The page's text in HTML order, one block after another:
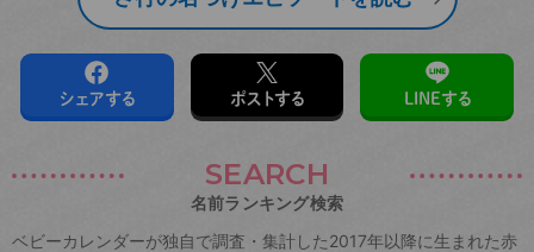
シェアする ポストする LINEする
SEARCH
名前ランキング検索
ベビーカレンダーが独自で調査・集計した2017年以降に生まれた赤